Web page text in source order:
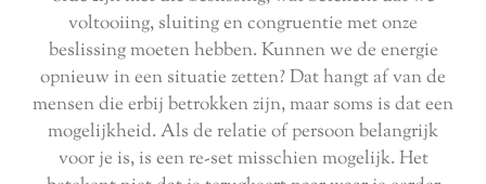
voltooiing, sluiting en congruentie met onze
beslissing moeten hebben. Kunnen we de energie
opnieuw in een situatie zetten? Dat hangt af van de
mensen die erbij betrokken zijn, maar soms is dat een
mogelijkheid. Als de relatie of persoon belangrijk
voor je is, is een re-set misschien mogelijk. Het